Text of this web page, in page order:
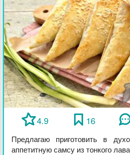
4.9 16
Предлагаю приготовить в
аппетитную самсу из тонкого